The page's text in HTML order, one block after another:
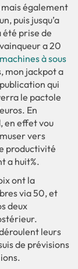
mais également
puis jusqu’a
été prise de
a 20
machines à sous
mon jackpot a
qui
le pactole
En
en effet vou
vers
productivité
a huit%.
ont la
via 50, et
deux
leurs
de prévisions